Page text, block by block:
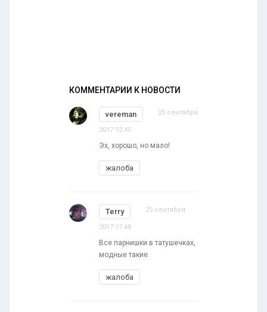
КОММЕНТАРИИ К НОВОСТИ
vereman 25 сентября
2017 12:45
Эх, хорошо, но мало!
жалоба
Terry 25 сентября
2017 17:48
Все парнишки в татушечках,
модные такие.
жалоба